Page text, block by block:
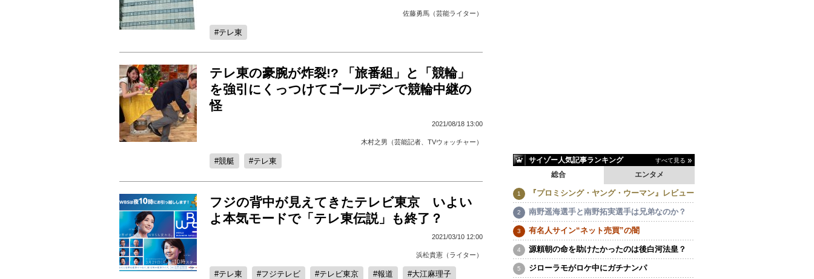
佐藤勇馬（芸能ライター）
テレ東
テレ東の豪腕が炸裂!? 「旅番組」と「競輪」
を強引にくっつけてゴールデンで競輪中継の
怪
2021/08/18 13:00
木村之男（芸能記者、TVウォッチャー）
競艇 テレ東
フジの背中が見えてきたテレビ東京 いよい
よ本気モードで「テレ東伝説」も終了？
2021/03/10 12:00
浜松貴憲（ライター）
テレ東 フジテレビ テレビ東京 報道 大江麻理子
サイゾー人気記事ランキング すべて見る
エンタメ
総合
『プロミシング・ヤング・ウーマン』レビュー
南野遥海選手と南野拓実選手は兄弟なのか？
有名人サイン“ネット売買”の闇
源頼朝の命を助けたかったのは後白河法皇？
ジローラモがロケ中にガチナンパ